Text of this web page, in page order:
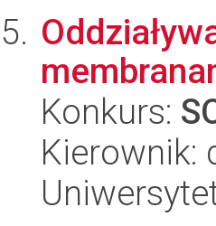
Konkurs:
Kierownik: